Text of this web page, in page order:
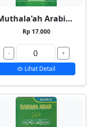
Muthala'ah Arabiyyah
Rp 17.000
-
+
Lihat Detail